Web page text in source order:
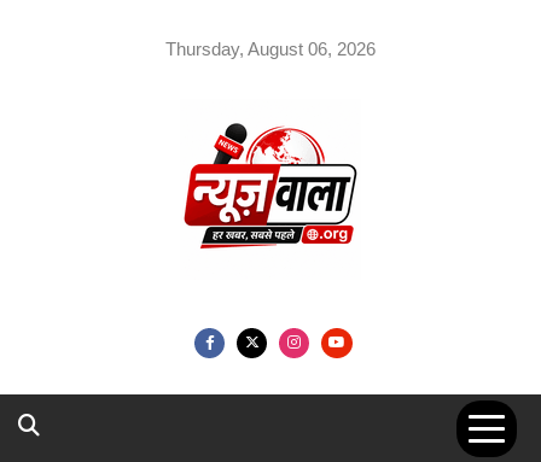
Thursday, August 06, 2026